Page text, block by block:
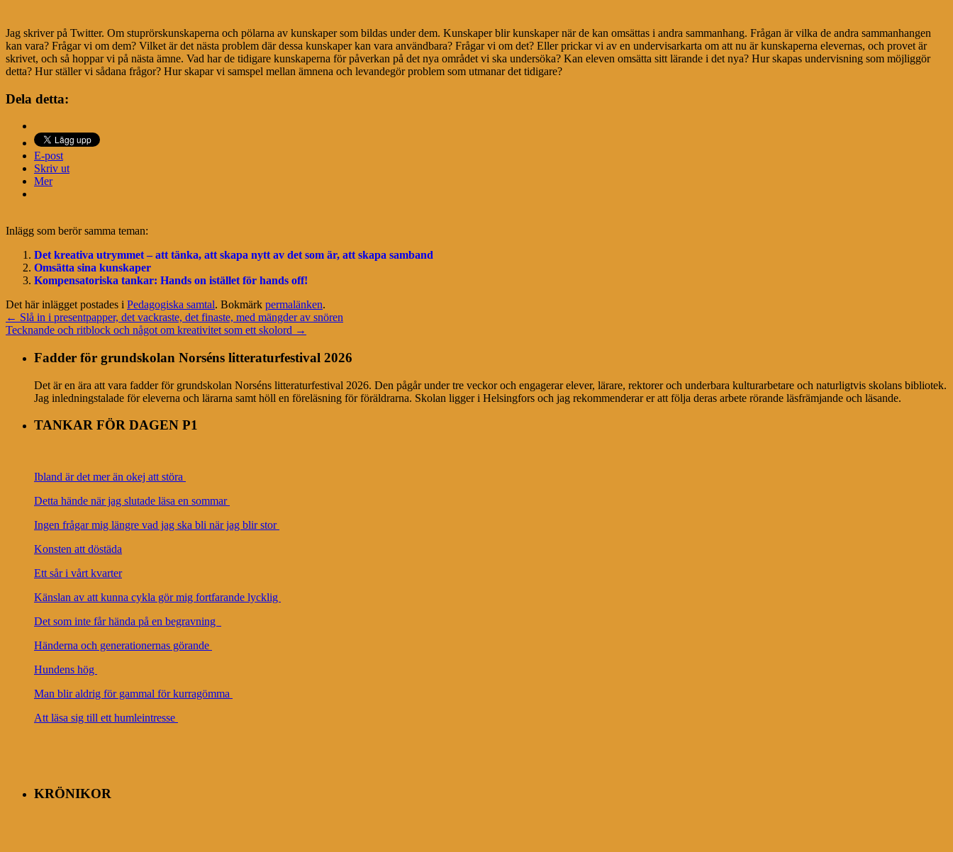
Jag skriver på Twitter. Om stuprörskunskaperna och pölarna av kunskaper som bildas under dem. Kunskaper blir kunskaper när de kan omsättas i andra sammanhang. Frågan är vilka de andra sammanhangen
kan vara? Frågar vi om dem? Vilket är det nästa problem där dessa kunskaper kan vara användbara? Frågar vi om det? Eller prickar vi av en undervisarkarta om att nu är kunskaperna elevernas, och provet är
skrivet, och så hoppar vi på nästa ämne. Vad har de tidigare kunskaperna för påverkan på det nya området vi ska undersöka? Kan eleven omsätta sitt lärande i det nya? Hur skapas undervisning som möjliggör
detta? Hur ställer vi sådana frågor? Hur skapar vi samspel mellan ämnena och levandegör problem som utmanar det tidigare?
Dela detta:
E-post
Skriv ut
Mer
Inlägg som berör samma teman:
Det kreativa utrymmet – att tänka, att skapa nytt av det som är, att skapa samband
Omsätta sina kunskaper
Kompensatoriska tankar: Hands on istället för hands off!
Det här inlägget postades i Pedagogiska samtal. Bokmärk permalänken.
← Slå in i presentpapper, det vackraste, det finaste, med mängder av snören
Tecknande och ritblock och något om kreativitet som ett skolord →
Fadder för grundskolan Norséns litteraturfestival 2026
Det är en ära att vara fadder för grundskolan Norséns litteraturfestival 2026. Den pågår under tre veckor och engagerar elever, lärare, rektorer och underbara kulturarbetare och naturligtvis skolans bibliotek.
Jag inledningstalade för eleverna och lärarna samt höll en föreläsning för föräldrarna. Skolan ligger i Helsingfors och jag rekommenderar er att följa deras arbete rörande läsfrämjande och läsande.
TANKAR FÖR DAGEN P1
Ibland är det mer än okej att störa
Detta hände när jag slutade läsa en sommar
Ingen frågar mig längre vad jag ska bli när jag blir stor
Konsten att döstäda
Ett sår i vårt kvarter
Känslan av att kunna cykla gör mig fortfarande lycklig
Det som inte får hända på en begravning
Händerna och generationernas görande
Hundens hög
Man blir aldrig för gammal för kurragömma
Att läsa sig till ett humleintresse
KRÖNIKOR